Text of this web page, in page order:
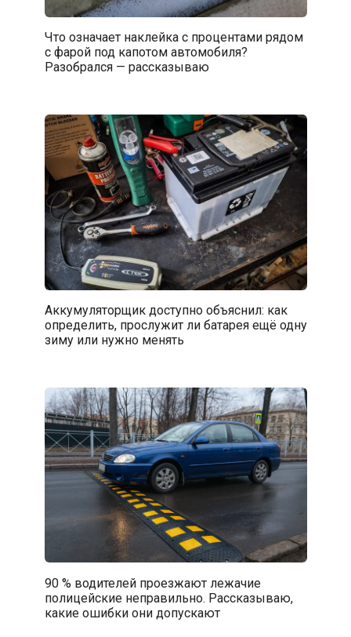
Что означает наклейка с процентами рядом
с фарой под капотом автомобиля?
Разобрался — рассказываю
Аккумуляторщик доступно объяснил: как
определить, прослужит ли батарея ещё одну
зиму или нужно менять
90 % водителей проезжают лежачие
полицейские неправильно. Рассказываю,
какие ошибки они допускают